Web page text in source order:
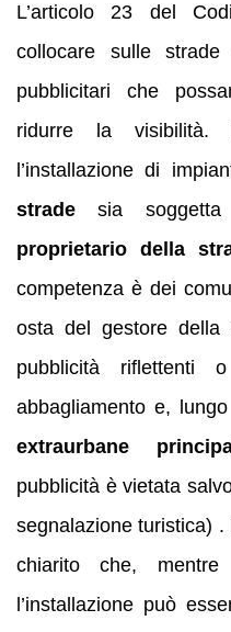
L’articolo 23 del
collocare sulle
pubblicitari che
ridurre la visibilità.
l’installazione di
strade sia
proprietario della
competenza è dei
osta del gestore della
pubblicità riflettenti
abbagliamento e,
extraurbane
pubblicità è vietata
segnalazione turistica)
chiarito che,
l’installazione può